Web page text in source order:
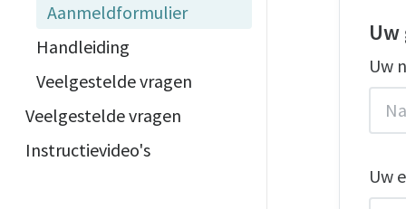
Aanmeldformulier
Handleiding
Veelgestelde vragen
Veelgestelde vragen
Instructievideo's
Uw
Uw